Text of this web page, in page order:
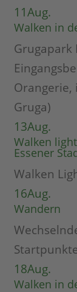
11Aug.
Walken in
Grugapark
Orangerie,
Gruga)
13Aug.
Walken
Essener
Walken
16Aug.
Wandern
18Aug.
Walken in